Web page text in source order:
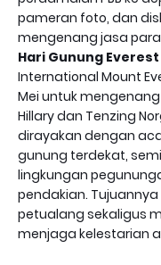
pameran foto, dan
mengenang jasa
Hari Gunung
International Mount
Mei untuk
Hillary dan Tenzing
dirayakan dengan
gunung terdekat,
lingkungan
pendakian.
petualang sekaligus
menjaga kelestarian